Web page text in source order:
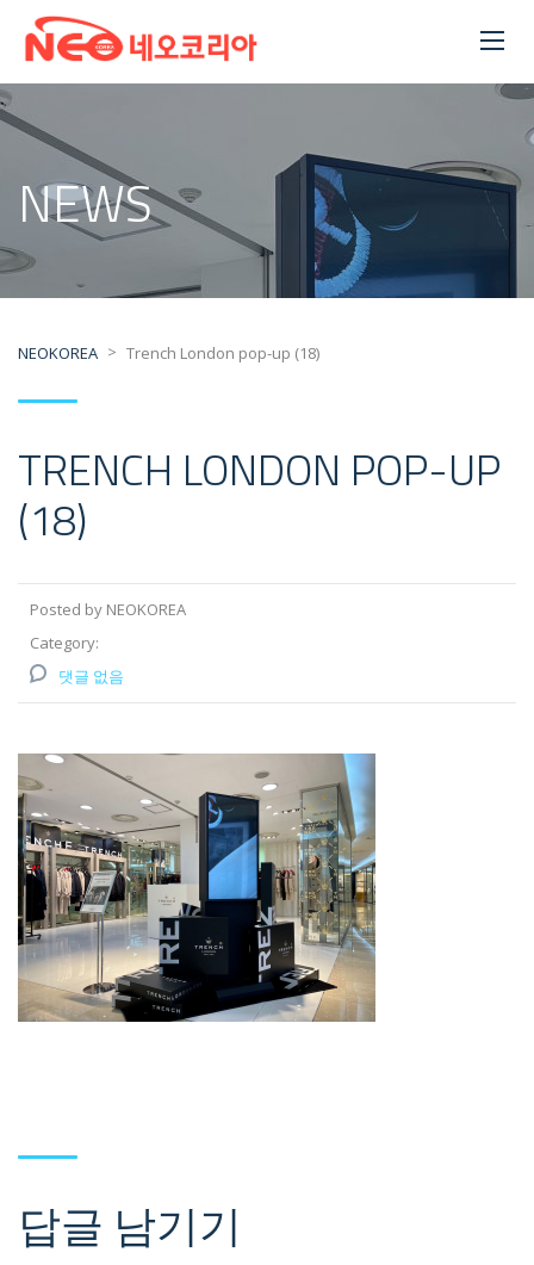
NEWS
NEOKOREA > Trench London pop-up (18)
TRENCH LONDON POP-UP
(18)
Posted by NEOKOREA
Category:
댓글 없음
답글 남기기